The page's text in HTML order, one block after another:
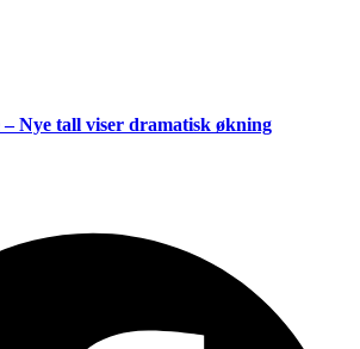
Nye tall viser dramatisk økning